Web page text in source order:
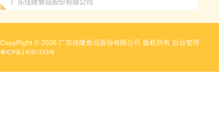
CopyRight © 2026 广东佳隆食品股份有限公司 版权所有 后台管理
粤ICP备14087133号